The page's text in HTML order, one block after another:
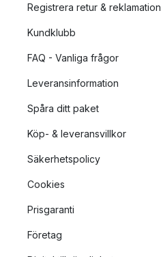
Registrera retur & reklamation
Kundklubb
FAQ - Vanliga frågor
Leveransinformation
Spåra ditt paket
Köp- & leveransvillkor
Säkerhetspolicy
Cookies
Prisgaranti
Företag